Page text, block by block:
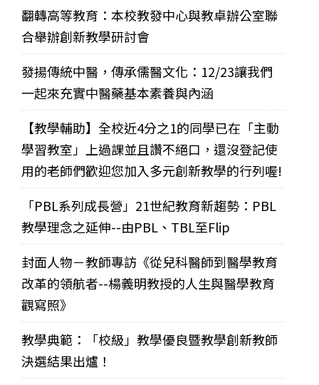
翻轉高等教育：本校教發中心與教卓辦公室聯
合舉辦創新教學研討會
發揚傳統中醫，傳承儒醫文化：12/23讓我們
一起來充實中醫藥基本素養與內涵
【教學輔助】全校近4分之1的同學已在「主動
學習教室」上過課並且讚不絕口，還沒登記使
用的老師們歡迎您加入多元創新教學的行列喔!
「PBL系列成長營」21世紀教育新趨勢：PBL
教學理念之延伸--由PBL、TBL至Flip
封面人物－教師專訪《從兒科醫師到醫學教育
改革的領航者--楊義明教授的人生與醫學教育
觀寫照》
教學典範：「校級」教學優良暨教學創新教師
決選結果出爐！